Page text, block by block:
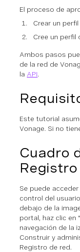
El proceso de
Crear un
Cree un perfil
Ambos pasos
de la red de
la API.
Este tutorial
Vonage. Si no
Cuadro
Registro
Se puede
control del
debajo de la
portal, haz clic en
navegación de la
Construir y
Registro de red.